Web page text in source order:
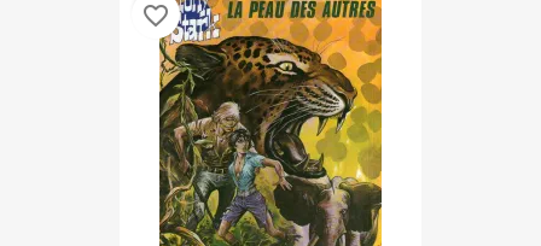
favorite_border